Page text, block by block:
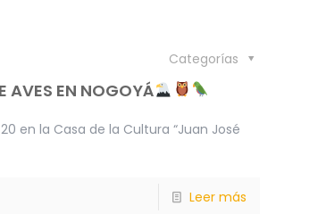
Categorías
AVES EN NOGOYÁ
en la Casa de la Cultura “Juan José
Leer más